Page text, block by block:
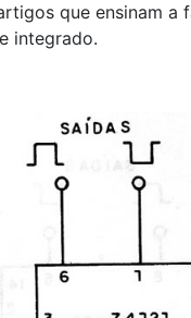
que ensinam a
integrado.